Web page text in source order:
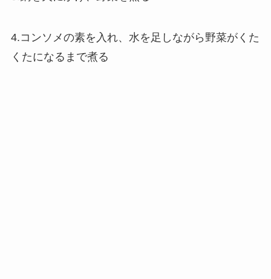
4.コンソメの素を入れ、水を足しながら野菜がくた
くたになるまで煮る